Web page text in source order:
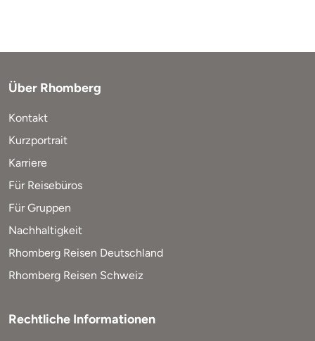
Über Rhomberg
Kontakt
Kurzportrait
Karriere
Für Reisebüros
Für Gruppen
Nachhaltigkeit
Rhomberg Reisen Deutschland
Rhomberg Reisen Schweiz
Rechtliche Informationen